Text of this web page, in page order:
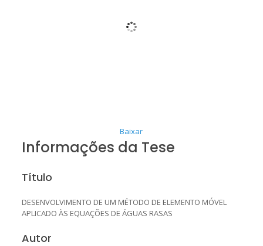
Baixar
Informações da Tese
Título
DESENVOLVIMENTO DE UM MÉTODO DE ELEMENTO MÓVEL
APLICADO ÀS EQUAÇÕES DE ÁGUAS RASAS
Autor